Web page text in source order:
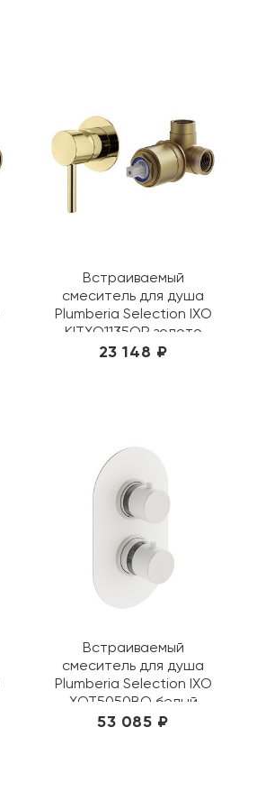
Встраиваемый
смеситель для душа
Plumberia Selection IXO
KITXO1135OR золото
23 148 ₽
Встраиваемый
смеситель для душа
Plumberia Selection IXO
XOT5050BO белый
53 085 ₽